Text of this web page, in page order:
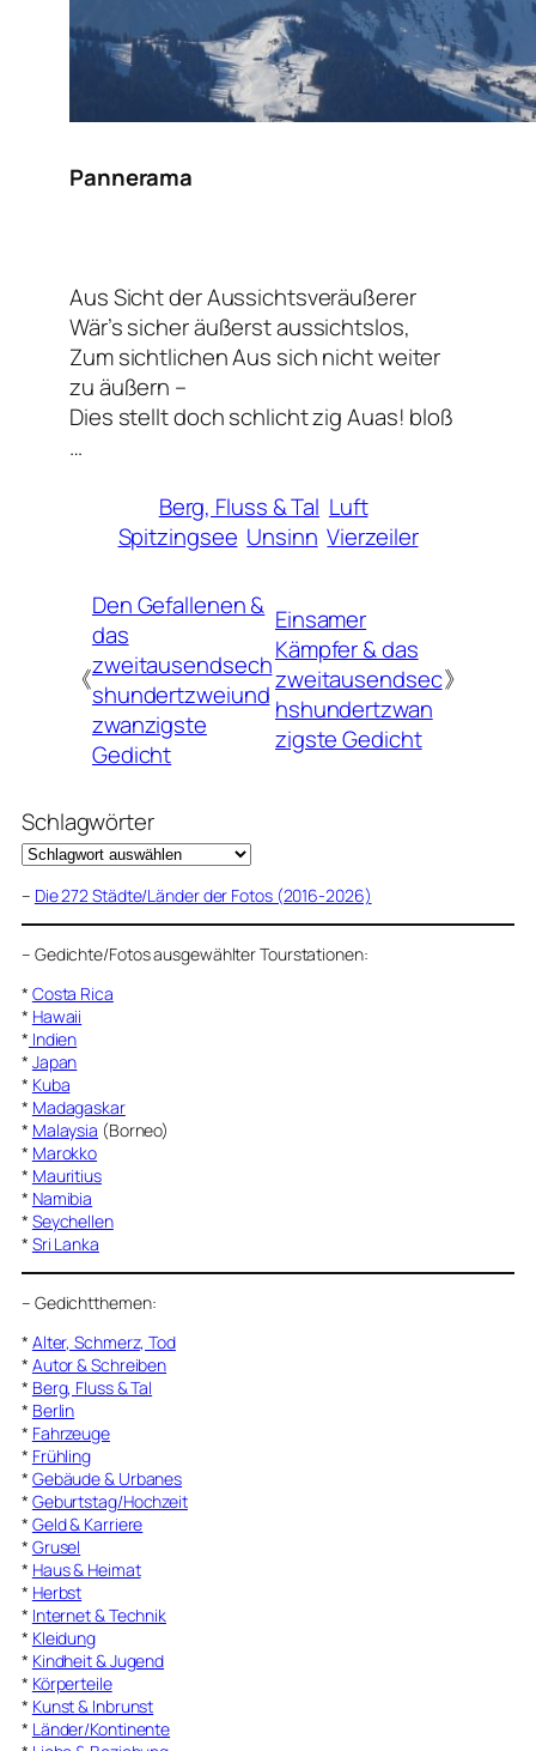
Pannerama
Aus Sicht der Aussichtsveräußerer
Wär’s sicher äußerst aussichtslos,
Zum sichtlichen Aus sich nicht weiter
zu äußern –
Dies stellt doch schlicht zig Auas! bloß
…
Berg, Fluss & Tal Luft
Spitzingsee Unsinn Vierzeiler
《
Den Gefallenen &
das
zweitausendsech
shundertzweiund
zwanzigste
Gedicht
Einsamer
Kämpfer & das
zweitausendsec
hshundertzwan
zigste Gedicht
》
Schlagwörter
– Die 272 Städte/Länder der Fotos (2016-2026)
– Gedichte/Fotos ausgewählter Tourstationen:
* Costa Rica
* Hawaii
* Indien
* Japan
* Kuba
* Madagaskar
* Malaysia (Borneo)
* Marokko
* Mauritius
* Namibia
* Seychellen
* Sri Lanka
– Gedichtthemen:
* Alter, Schmerz, Tod
* Autor & Schreiben
* Berg, Fluss & Tal
* Berlin
* Fahrzeuge
* Frühling
* Gebäude & Urbanes
* Geburtstag/Hochzeit
* Geld & Karriere
* Grusel
* Haus & Heimat
* Herbst
* Internet & Technik
* Kleidung
* Kindheit & Jugend
* Körperteile
* Kunst & Inbrunst
* Länder/Kontinente